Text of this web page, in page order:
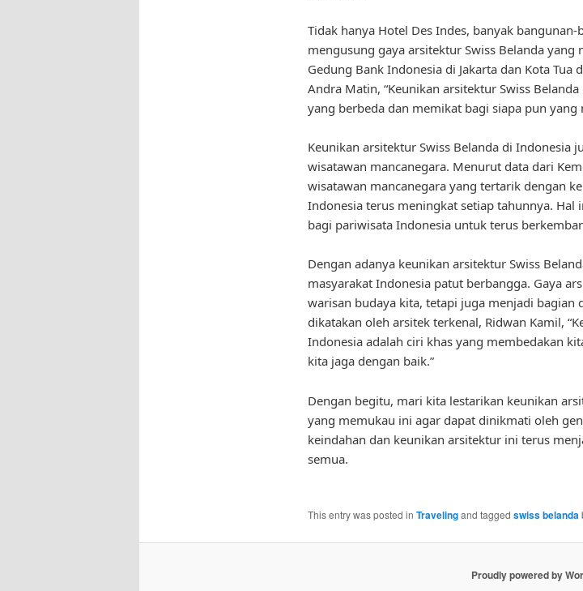
Tidak hanya Hotel Des Indes, banyak
mengusung gaya arsitektur Swiss Belanda yang
Gedung Bank Indonesia di Jakarta dan Kota
Andra Matin, “Keunikan arsitektur Swiss
yang berbeda dan memikat bagi siapa pun yang
Keunikan arsitektur Swiss Belanda di Indonesia
wisatawan mancanegara. Menurut data dari
wisatawan mancanegara yang tertarik dengan
Indonesia terus meningkat setiap tahunnya. Hal
bagi pariwisata Indonesia untuk terus
Dengan adanya keunikan arsitektur Swiss
masyarakat Indonesia patut berbangga. Gaya
warisan budaya kita, tetapi juga menjadi bagian
dikatakan oleh arsitek terkenal, Ridwan Kamil,
Indonesia adalah ciri khas yang membedakan
kita jaga dengan baik.”
Dengan begitu, mari kita lestarikan keunikan
yang memukau ini agar dapat dinikmati oleh
keindahan dan keunikan arsitektur ini terus
semua.
This entry was posted in Travelingand tagged swiss belanda
Proudly powered by